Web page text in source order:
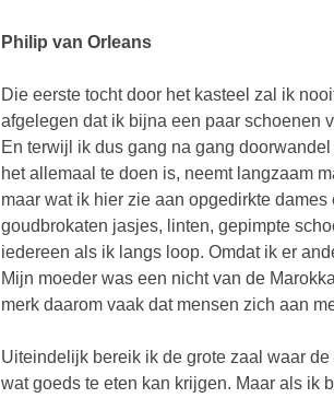
Philip van Orleans
Die eerste tocht door het kasteel zal ik
afgelegen dat ik bijna een paar schoenen
En terwijl ik dus gang na gang
het allemaal te doen is, neemt langzaam
maar wat ik hier zie aan opgedirkte
goudbrokaten jasjes, linten, gepimpte
iedereen als ik langs loop. Omdat ik er
Mijn moeder was een nicht van de
merk daarom vaak dat mensen zich aan
Uiteindelijk bereik ik de grote zaal waar
wat goeds te eten kan krijgen. Maar als ik